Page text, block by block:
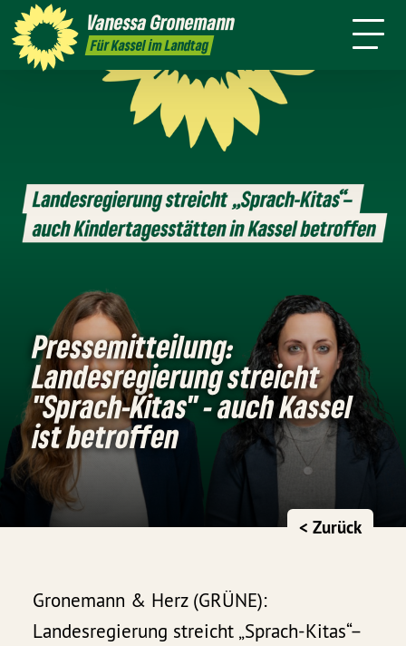
VanessaGronemann
Für Kassel im Landtag
Kontakt Mitmachen
Themen
Pressemitteilung:
Landesregierung streicht
"Sprach-Kitas" - auch Kassel
ist betroffen
< Zurück
Gronemann & Herz (GRÜNE):
Landesregierung streicht „Sprach-Kitas“–